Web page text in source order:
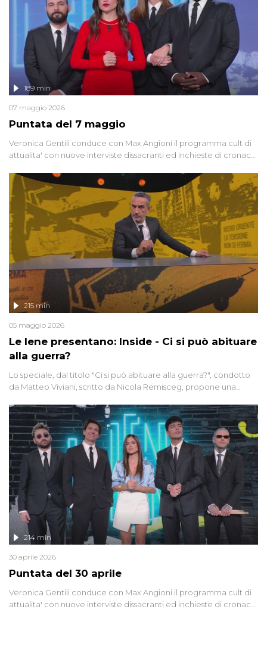
Puntata del 7 maggio
189 min
07 maggio 2026
Veronica Gentili conduce con Max Angioni il programma cult di
attualita' con nuove interviste dissacranti ed inchieste di cronaca
Le Iene presentano: Inside - Ci si può abituare
alla guerra?
215 min
05 maggio 2026
Lo speciale, dal titolo "Ci si può abituare alla guerra?", condotto
da Matteo Viviani, scritto da Nicola Remisceg, propone una
di settore - su quanto la guerra sia diventata una realtà pervasiva.
Anche se l'Italia non è direttamente coinvolta in conflitti armati, il
contesto globale rende impossibile considerarla un fenomeno
lontano.
Puntata del 30 aprile
214 min
30 aprile 2026
Veronica Gentili conduce con Max Angioni il programma cult di
attualita' con nuove interviste dissacranti ed inchieste di cronaca